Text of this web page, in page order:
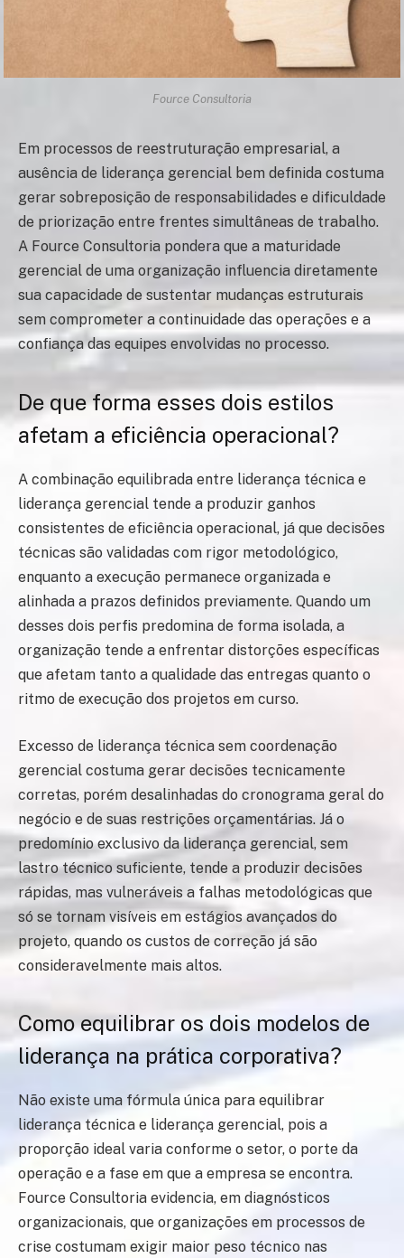
Fource Consultoria
Em processos de reestruturação empresarial, a
ausência de liderança gerencial bem definida costuma
gerar sobreposição de responsabilidades e dificuldade
de priorização entre frentes simultâneas de trabalho.
A Fource Consultoria pondera que a maturidade
gerencial de uma organização influencia diretamente
sua capacidade de sustentar mudanças estruturais
sem comprometer a continuidade das operações e a
confiança das equipes envolvidas no processo.
De que forma esses dois estilos
afetam a eficiência operacional?
A combinação equilibrada entre liderança técnica e
liderança gerencial tende a produzir ganhos
consistentes de eficiência operacional, já que decisões
técnicas são validadas com rigor metodológico,
enquanto a execução permanece organizada e
alinhada a prazos definidos previamente. Quando um
desses dois perfis predomina de forma isolada, a
organização tende a enfrentar distorções específicas
que afetam tanto a qualidade das entregas quanto o
ritmo de execução dos projetos em curso.
Excesso de liderança técnica sem coordenação
gerencial costuma gerar decisões tecnicamente
corretas, porém desalinhadas do cronograma geral do
negócio e de suas restrições orçamentárias. Já o
predomínio exclusivo da liderança gerencial, sem
lastro técnico suficiente, tende a produzir decisões
rápidas, mas vulneráveis a falhas metodológicas que
só se tornam visíveis em estágios avançados do
projeto, quando os custos de correção já são
consideravelmente mais altos.
Como equilibrar os dois modelos de
liderança na prática corporativa?
Não existe uma fórmula única para equilibrar
liderança técnica e liderança gerencial, pois a
proporção ideal varia conforme o setor, o porte da
operação e a fase em que a empresa se encontra.
Fource Consultoria evidencia, em diagnósticos
organizacionais, que organizações em processos de
crise costumam exigir maior peso técnico nas